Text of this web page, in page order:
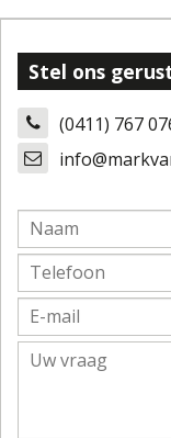
Stel ons
(0411) 767